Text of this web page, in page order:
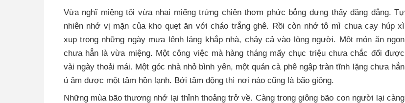
Vừa nghĩ miệng tôi vừa nhai miếng trứng chiên thơm phức bỗng dưng thấy đăng đắng. Tự
nhiên nhớ vị mặn của kho quẹt ăn với cháo trắng ghê. Rồi còn nhớ tô mì chua cay húp xì
xụp trong những ngày mưa lênh láng khắp nhà, chảy cả vào lòng người. Một món ăn ngon
chưa hẳn là vừa miệng. Một công việc mà hàng tháng mấy chục triệu chưa chắc đổi được
vài ngày thoải mái. Một góc nhà nhỏ bình yên, một quán cà phê ngập tràn tĩnh lặng chưa hẳn
ủ âm được một tâm hồn lạnh. Bởi tâm động thì nơi nào cũng là bão giông.
Những mùa bão thương nhớ lại thỉnh thoảng trở về. Càng trong giông bão con người lại càng